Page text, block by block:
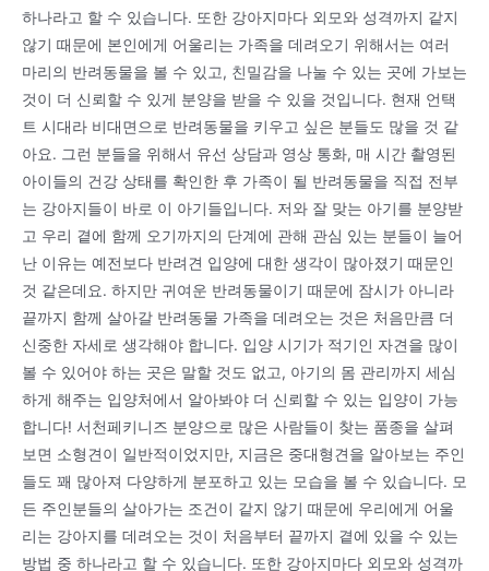
하나라고 할 수 있습니다. 또한 강아지마다 외모와 성격까지 같지
않기 때문에 본인에게 어울리는 가족을 데려오기 위해서는 여러
마리의 반려동물을 볼 수 있고, 친밀감을 나눌 수 있는 곳에 가보는
것이 더 신뢰할 수 있게 분양을 받을 수 있을 것입니다. 현재 언택
트 시대라 비대면으로 반려동물을 키우고 싶은 분들도 많을 것 같
아요. 그런 분들을 위해서 유선 상담과 영상 통화, 매 시간 촬영된
아이들의 건강 상태를 확인한 후 가족이 될 반려동물을 직접 전부
는 강아지들이 바로 이 아기들입니다. 저와 잘 맞는 아기를 분양받
고 우리 곁에 함께 오기까지의 단계에 관해 관심 있는 분들이 늘어
난 이유는 예전보다 반려견 입양에 대한 생각이 많아졌기 때문인
것 같은데요. 하지만 귀여운 반려동물이기 때문에 잠시가 아니라
끝까지 함께 살아갈 반려동물 가족을 데려오는 것은 처음만큼 더
신중한 자세로 생각해야 합니다. 입양 시기가 적기인 자견을 많이
볼 수 있어야 하는 곳은 말할 것도 없고, 아기의 몸 관리까지 세심
하게 해주는 입양처에서 알아봐야 더 신뢰할 수 있는 입양이 가능
합니다! 서천페키니즈 분양으로 많은 사람들이 찾는 품종을 살펴
보면 소형견이 일반적이었지만, 지금은 중대형견을 알아보는 주인
들도 꽤 많아져 다양하게 분포하고 있는 모습을 볼 수 있습니다. 모
든 주인분들의 살아가는 조건이 같지 않기 때문에 우리에게 어울
리는 강아지를 데려오는 것이 처음부터 끝까지 곁에 있을 수 있는
방법 중 하나라고 할 수 있습니다. 또한 강아지마다 외모와 성격까